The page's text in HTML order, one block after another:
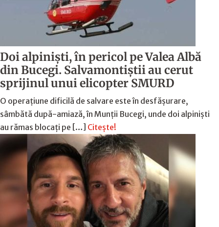
Doi alpiniști, în pericol pe Valea Albă
din Bucegi. Salvamontiștii au cerut
sprijinul unui elicopter SMURD
O operațiune dificilă de salvare este în desfășurare,
sâmbătă după-amiază, în Munții Bucegi, unde doi alpiniști
au rămas blocați pe […] Citește!